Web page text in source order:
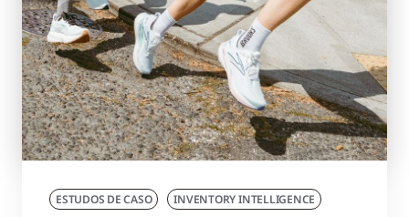
ESTUDOS DE CASO INVENTORY INTELLIGENCE